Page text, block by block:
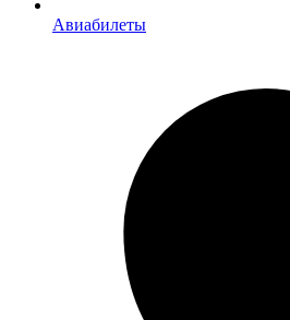
Авиабилеты